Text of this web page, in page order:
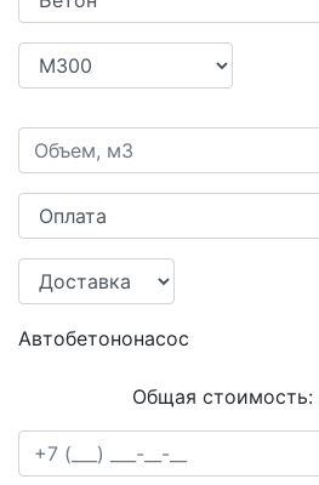
Автобетононасос
Общая стоимость: